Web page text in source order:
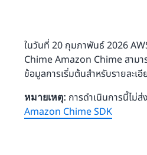
ในวันที่ 20 กุมภาพันธ์ 2026
Chime Amazon Chime สามา
ข้อมูลการเริ่มต้นสำหรับรายละเ
หมายเหตุ: การดำเนินการนี้ไม่
Amazon Chime SDK